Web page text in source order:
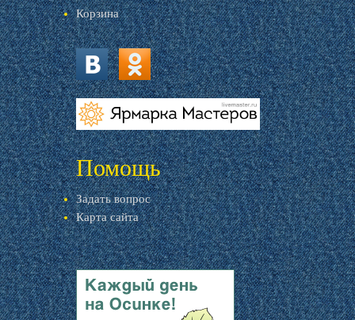
Корзина
vk.com ok.ru
livemaster.ru
Помощь
Задать вопрос
Карта сайта